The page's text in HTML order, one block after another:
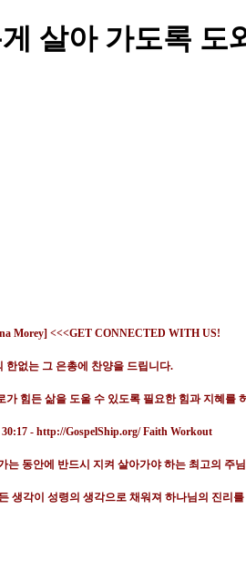
살아 가도록 도
한없는 그 은총에 찬양을 드립니다.
가 힘든 삶을 도울 수 있도록 필요한 힘과 지혜를
는 동안에 반드시 지켜 살아가야 하는 최고의 주
생각이 성령의 생각으로 채워져 하나님의 진리